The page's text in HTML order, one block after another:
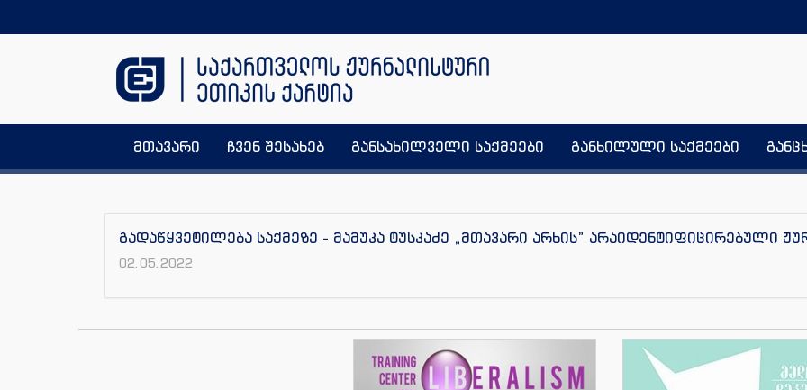
მთავარი ჩვენ შესახებ განსახილველი საქმეები განხილული საქმეები
გადაწყვეტილება საქმეზე - მამუკა ტუსკაძე „მთავარი არხის” არაიდენტიფიცირებული
02.05.2022